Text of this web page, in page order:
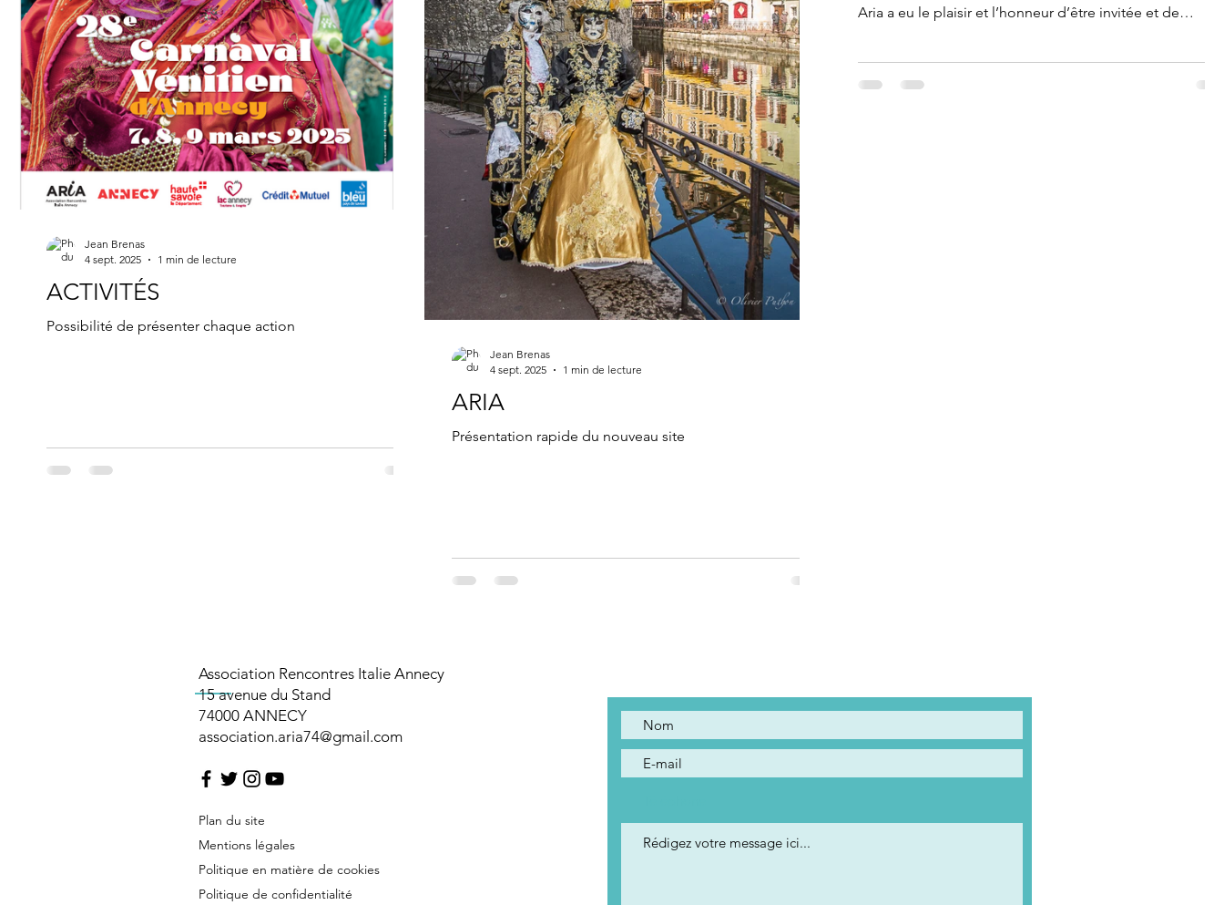
Aria a eu le plaisir et l’honneur d’être invitée et de
que Monsieur Michel Amoudry a prononcé à cette
ACTIVITÉS
Possibilité de présenter chaque action
Jean Brenas
4 sept. 2025
1 min de lecture
ARIA
Présentation rapide du nouveau site
Jean Brenas
4 sept. 2025
1 min de lecture
Association Rencontres Italie Annecy
15 avenue du Stand
74000 ANNECY​​​
association.aria74@gmail.com
Plan du site
Mentions légales
Politique en matière de cookies
Politique de confidentialité